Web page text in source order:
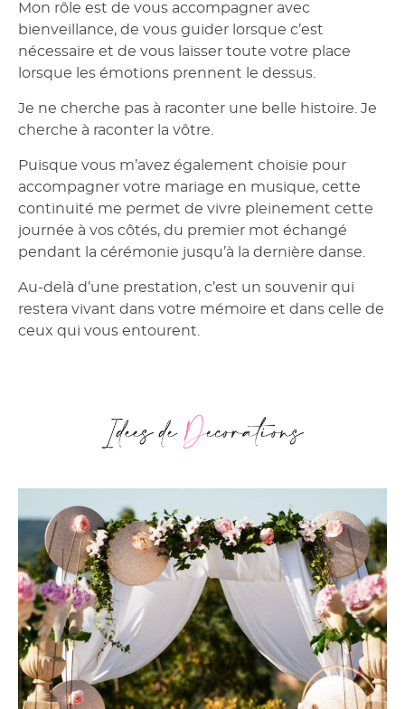
Mon rôle est de vous accompagner avec
bienveillance, de vous guider lorsque c’est
nécessaire et de vous laisser toute votre place
lorsque les émotions prennent le dessus.
Je ne cherche pas à raconter une belle histoire. Je
cherche à raconter la vôtre
Puisque vous m’avez également choisie pour
accompagner votre mariage en musique, cette
continuité me permet de vivre pleinement cette
journée à vos côtés, du premier mot échangé
pendant la cérémonie jusqu’à la dernière danse.
Au-delà d’une prestation, c’est un souvenir qui
restera vivant dans votre mémoire et dans celle de
ceux qui vous entourent.